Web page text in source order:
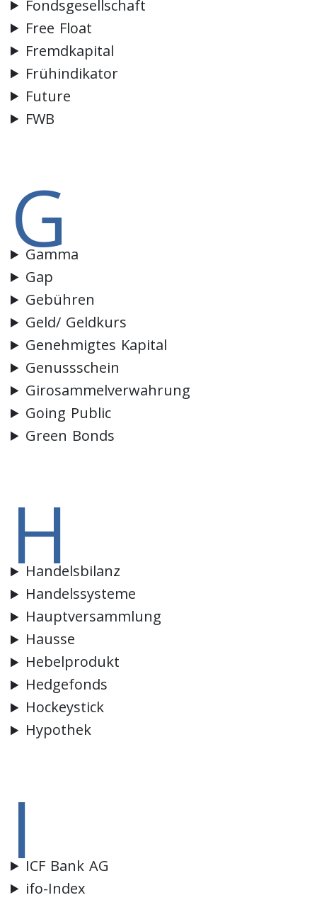
Fondsgesellschaft
Free Float
Fremdkapital
Frühindikator
Future
FWB
G
Gamma
Gap
Gebühren
Geld/ Geldkurs
Genehmigtes Kapital
Genussschein
Girosammelverwahrung
Going Public
Green Bonds
H
Handelsbilanz
Handelssysteme
Hauptversammlung
Hausse
Hebelprodukt
Hedgefonds
Hockeystick
Hypothek
IICF Bank AG
ifo-Index